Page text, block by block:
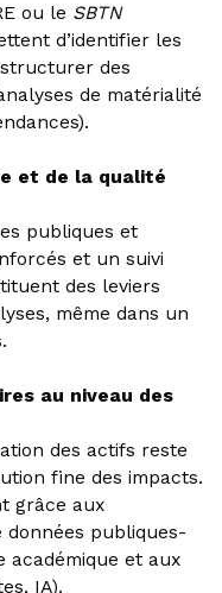
ou le SBTN
d’identifier les
des
de matérialité
et de la qualité
publiques et
et un suivi
des leviers
même dans un
au niveau des
des actifs reste
fine des impacts.
grâce aux
publiques-
académique et aux
IA).